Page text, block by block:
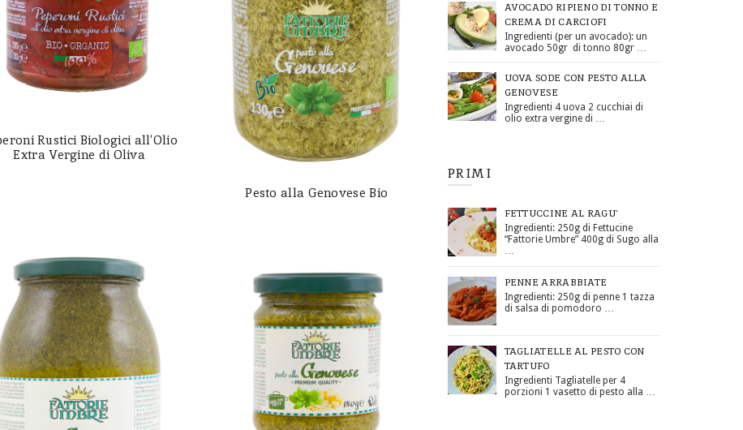
Rustici Biologici all’Olio
Extra Vergine di Oliva
Pesto alla Genovese Bio
AVOCADO RIPIENO DI TONNO E
CREMA DI CARCIOFI
Ingredienti (per un avocado): un
avocado 50gr di tonno 80gr …
UOVA SODE CON PESTO ALLA
GENOVESE
Ingredienti 4 uova 2 cucchiai di
olio extra vergine di …
PRIMI
FETTUCCINE AL RAGU’
Ingredienti: 250g di Fettucine
“Fattorie Umbre” 400g di Sugo alla
…
PENNE ARRABBIATE
Ingredienti: 250g di penne 1 tazza
di salsa di pomodoro …
TAGLIATELLE AL PESTO CON
TARTUFO
Ingredienti Tagliatelle per 4
porzioni 1 vasetto di pesto alla …